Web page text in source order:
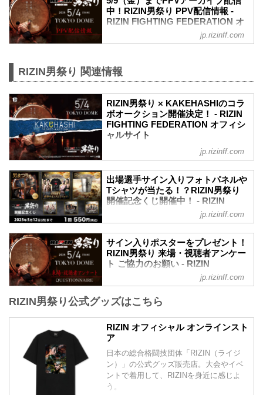
（LOSE）クレベル・コイケ vs. ラジャブ
アリ・シェイドゥラエフ（WIN）
1R 1分02秒 KO（グラウンドパンチ）
≫ 試合結果詳細
RIZIN MMAルール：5分 3R（66.0kg）
（WIN）朝倉未来 vs. 鈴木千裕（LOSE）
中！RIZIN男祭り PPV配信情報 -
RIZIN FIGHTING FEDERATION オ
ABEMA、U-NEXT、RIZIN LIVEにて販売
がスタートしたぞ！（※スカパー！は
※4/15（火）販売開始）
お得なPPV前売りチケットは、大会前日
の5月3日（土）23:59まで販売！
会場に来られない方、また会場にも行く
が実況・解説ありで試合を見たい方は是
非、お好きな配信サービスでRIZIN男祭り
を全試合リアルタイムで視聴しよう！
PPV販売スケジュール一覧
配信日時 料金 配信媒体 ...
jp.rizinff.com
RIZIN男祭り 関連情報
RIZIN男祭り × KAKEHASHIのコラ
ボオークション開催決定！ - RIZIN
FIGHTING FEDERATION オフィシ
ャルサイト
2025年5月4日（日）開催のRIZIN男祭り
でも、オークションプラットフォーム
『KAKEHASHI』ととのコラボオークシ
ョンの開催が決定したぞ！
オークションで出品されるアイテムは、
選手たちの感謝の気持ちを形にしたもの
であり、ファンとの絆を深め、ファンの
イテムだ。
ここでしか手に入らない、試合の熱気や
感動を再び感じられる"唯一無二"のアイ
テムであり、ファンにとっては「幻のア
イテム」となること間違いなし！
このオークションでしか手に入らない選
手たちの...
jp.rizinff.com
出場選手サイン入りフォトパネルや
Tシャツが当たる！？RIZIN男祭り
開催記念くじ開催中！ - RIZIN
FIGHTING FEDERATION オフィシ
ャルサイト
本日より、くじプラにて「RIZIN男祭り」
の開催を記念したオンラインくじがスタ
ート！
今回は「男まつり賞」として、朝倉未
来、鈴木千裕、クレベル・コイケ、ラジ
入フォトパネル』をはじめ、『出場選手
直筆サイン入りTシャツ』や『RIZIN男祭
りタンブラー』など、いずれかのくじプ
ラオリジナルグッズが当たるハズレなし
のオンラインくじとなっている。
5月12日（月）まで開催中なので、是非、
オンラインくじを引いて豪華賞品をゲッ
トしよう！
jp.rizinff.com
サイン入りポスターをプレゼント！
RIZIN男祭り 来場・視聴者アンケー
ト ご協力のお願い - RIZIN
FIGHTING FEDERATION オフィシ
ャルサイト
5月4日（日）東京ドームにて開催された
視聴いただき、誠にありがとうございま
した。
本大会をご観戦、またはご視聴された皆
さまへ簡単なアンケートを実施しており
ます。
たくさんのご意見・ご感想をお待ちして
おります。
jp.rizinff.com
RIZIN男祭り公式グッズはこちら
RIZIN オフィシャル オンラインスト
ア
日本の総合格闘技団体「RIZIN（ライジ
ン）」の公式グッズ販売店。大会やイベ
ントで着用して、RIZINを身近に感じよ
う。